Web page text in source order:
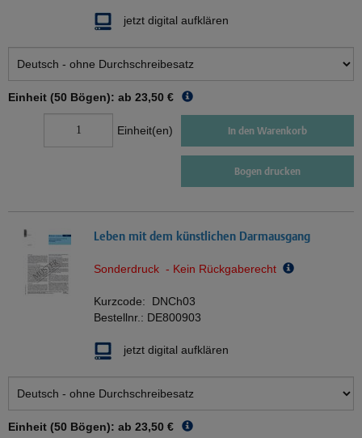
jetzt digital aufklären
Einheit (50 Bögen): ab 23,50 €
Einheit(en) In den Warenkorb
Bogen drucken
Leben mit dem künstlichen Darmausgang
Sonderdruck - Kein Rückgaberecht
Kurzcode: DNCh03
Bestellnr.: DE800903
jetzt digital aufklären
Einheit (50 Bögen): ab 23,50 €